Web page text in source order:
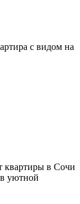
с видом на
квартиры в Сочи
уютной